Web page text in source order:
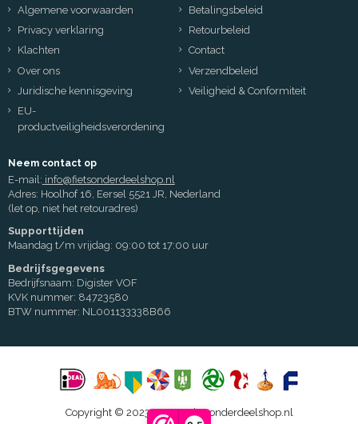
Algemene voorwaarden
Betalingsbeleid
Privacy verklaring
Retourbeleid
Klachten
Contact
Over ons
Verzendbeleid
Juridische kennisgeving
Veiligheid & Conformiteit
EU-
productveiligheidsverordening
Neem contact op
E-mail: info@fietsonderdeelshop.nl
Adres: Hoolhof 16, Eersel 5521 JR, Nederland
(let op, niet het retouradres)
Supporttijden
Maandag t/m vrijdag: 09:00 tot 17:00 uur
Bedrijfsgegevens
Bedrijfsnaam: Digister VOF
KVK nummer: 84723580
BTW nummer: NL001133338B66
Copyright © 2023 - 2026 Fietsonderdeelshop.nl